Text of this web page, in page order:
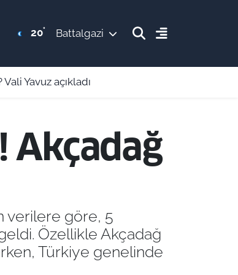
20° Battalgazi
Yavuz açıkladı
Akçadağ
verilere göre, 5
Özellikle Akçadağ
Türkiye genelinde